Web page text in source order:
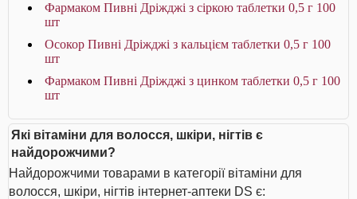
Фармаком Пивні Дріжджі з сіркою таблетки 0,5 г 100
шт
Осокор Пивні Дріжджі з кальцієм таблетки 0,5 г 100
шт
Фармаком Пивні Дріжджі з цинком таблетки 0,5 г 100
шт
Які вітаміни для волосся, шкіри, нігтів є
найдорожчими?
Найдорожчими товарами в категорії вітаміни для
волосся, шкіри, нігтів інтернет-аптеки DS є: